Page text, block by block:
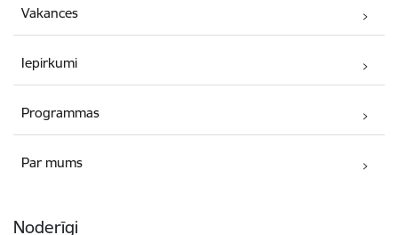
Vakances
Iepirkumi
Programmas
Par mums
Noderīgi